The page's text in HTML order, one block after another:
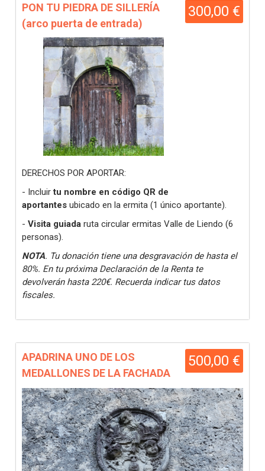
300,00 €
PON TU PIEDRA DE SILLERÍA
(arco puerta de entrada)
DERECHOS POR APORTAR:
- Incluirtu nombre en código QR de
aportantes ubicado en la ermita (1 único aportante).
- Visita guiada ruta circular ermitas Valle de Liendo (6
personas).
NOTA. Tu donación tiene una desgravación de hasta el
80%. En tu próxima Declaración de la Renta te
devolverán hasta 220€. Recuerda indicar tus datos
fiscales.
500,00 €
APADRINA UNO DE LOS
MEDALLONES DE LA FACHADA